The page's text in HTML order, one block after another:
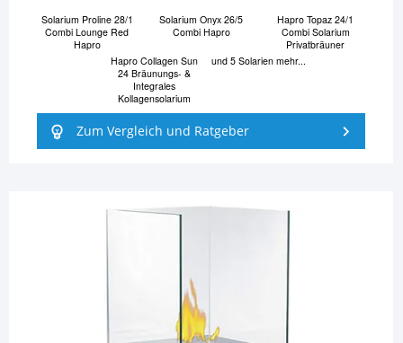
Solarium Proline 28/1
Combi Lounge Red
Hapro
Solarium Onyx 26/5
Combi Hapro
Hapro Topaz 24/1
Combi Solarium
Privatbräuner
Hapro Collagen Sun
24 Bräunungs- &
Integrales
Kollagensolarium
und 5 Solarien mehr...
Zum Vergleich und Ratgeber